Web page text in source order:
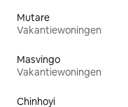
Mutare
Vakantiewoningen
Masvingo
Vakantiewoningen
Chinhoyi